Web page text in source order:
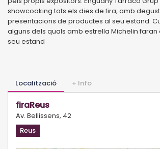
showcooking tots els dies de fira, amb
presentacions de productes al seu estand.
alguns dels quals amb estrella Michelin
seu estand
Localització + Info
firaReus
Av. Bellissens, 42
Reus